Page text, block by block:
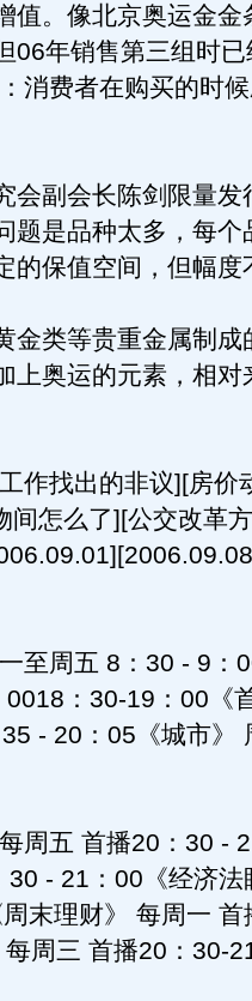
值。像北京奥运金金
06年销售第三组时
消费者在购买的时
副会长陈剑限量发
题是品种太多，每个
的保值空间，但幅度
类等贵重金属制成
上奥运的元素，相对
找出的非议][房价
间怎么了][公交改革
周五 8：30 - 9：
：30-19：00《
- 20：05《城市》
五 首播20：30 -
- 21：00《经济法
末理财》 每周一 首
周三 首播20：30-